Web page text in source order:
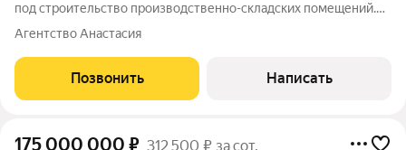
под строительство производственно-складских помещений.
Описание индустриального парка: Общая площадь парка
пунктов, для размещения объектов
Агентство Анастасия
Позвонить Написать
175 000 000 ₽ 312 500 ₽ за сот.